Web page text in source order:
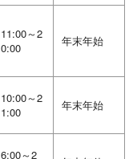
11:00～2
0:00
年末年始
10:00～2
1:00
年末年始
6:00～2